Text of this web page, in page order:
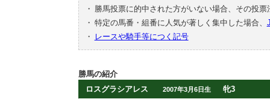
・
勝馬投票に的中された方がいない場合、その投
・ 特定の馬番・組番に人気が著しく集中した場合、
・
レースや騎手等につく記号
勝馬の紹介
ロスグラシアレス
2007年3月6日生 牝3